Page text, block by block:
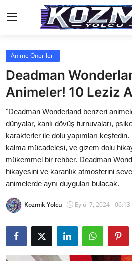
Anasayfa
Genel
İletişim
Anime Önerileri
Kore Dünyası
Anime Karakterleri
Anime
Testler
Anime Önerileri
Deadman
Animeler! 10 Leziz
"Deadman Wonderland benzeri
dünyalar, kanlı dövüş turnuvaları,
karakterler ile dolu yapımları
kalma mücadelesi, ve gizem dolu
mükemmel bir rehber. Deadman
hikayesini ve karanlık atmosferini
animelerde aynı duyguları bulacak.
Kozmik Yolcu Eylül 7, 2024 - 06:13